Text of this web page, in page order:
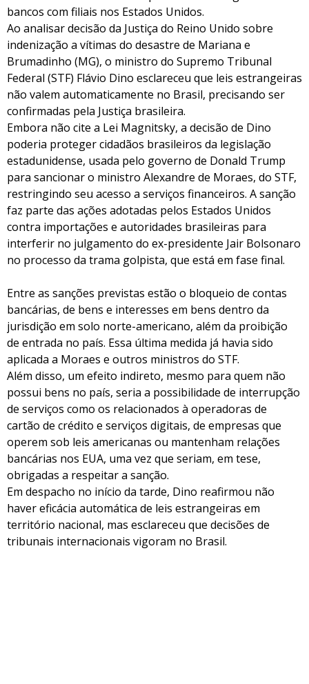
bancos com filiais nos Estados Unidos.
Ao analisar decisão da Justiça do Reino Unido sobre
indenização a vítimas do desastre de Mariana e
Brumadinho (MG), o ministro do Supremo Tribunal
Federal (STF) Flávio Dino esclareceu que leis estrangeiras
não valem automaticamente no Brasil, precisando ser
confirmadas pela Justiça brasileira.
Embora não cite a Lei Magnitsky, a decisão de Dino
poderia proteger cidadãos brasileiros da legislação
estadunidense, usada pelo governo de Donald Trump
para sancionar o ministro Alexandre de Moraes, do STF,
restringindo seu acesso a serviços financeiros. A sanção
faz parte das ações adotadas pelos Estados Unidos
contra importações e autoridades brasileiras para
interferir no julgamento do ex-presidente Jair Bolsonaro
no processo da trama golpista, que está em fase final.
Entre as sanções previstas estão o bloqueio de contas
bancárias, de bens e interesses em bens dentro da
jurisdição em solo norte-americano, além da proibição
de entrada no país. Essa última medida já havia sido
aplicada a Moraes e outros ministros do STF.
Além disso, um efeito indireto, mesmo para quem não
possui bens no país, seria a possibilidade de interrupção
de serviços como os relacionados à operadoras de
cartão de crédito e serviços digitais, de empresas que
operem sob leis americanas ou mantenham relações
bancárias nos EUA, uma vez que seriam, em tese,
obrigadas a respeitar a sanção.
Em despacho no início da tarde, Dino reafirmou não
haver eficácia automática de leis estrangeiras em
território nacional, mas esclareceu que decisões de
tribunais internacionais vigoram no Brasil.